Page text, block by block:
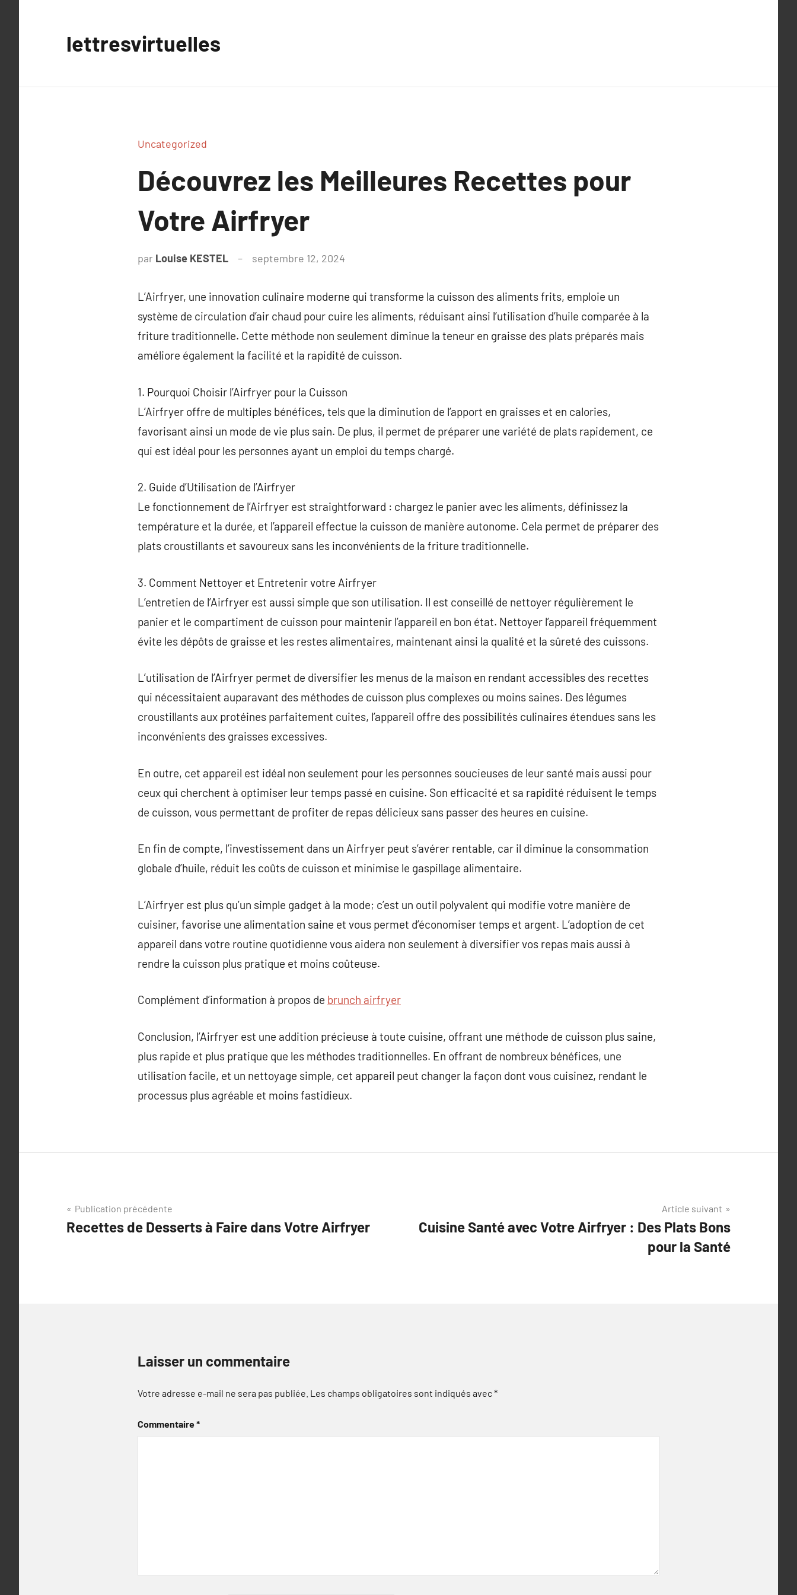
lettresvirtuelles
Uncategorized
Découvrez les Meilleures Recettes pour
Votre Airfryer
par Louise KESTEL septembre 12, 2024
L’Airfryer, une innovation culinaire moderne qui transforme la cuisson des aliments frits, emploie un
système de circulation d’air chaud pour cuire les aliments, réduisant ainsi l’utilisation d’huile comparée à la
friture traditionnelle. Cette méthode non seulement diminue la teneur en graisse des plats préparés mais
améliore également la facilité et la rapidité de cuisson.
1. Pourquoi Choisir l’Airfryer pour la Cuisson
L’Airfryer offre de multiples bénéfices, tels que la diminution de l’apport en graisses et en calories,
favorisant ainsi un mode de vie plus sain. De plus, il permet de préparer une variété de plats rapidement, ce
qui est idéal pour les personnes ayant un emploi du temps chargé.
2. Guide d’Utilisation de l’Airfryer
Le fonctionnement de l’Airfryer est straightforward : chargez le panier avec les aliments, définissez la
température et la durée, et l’appareil effectue la cuisson de manière autonome. Cela permet de préparer des
plats croustillants et savoureux sans les inconvénients de la friture traditionnelle.
3. Comment Nettoyer et Entretenir votre Airfryer
L’entretien de l’Airfryer est aussi simple que son utilisation. Il est conseillé de nettoyer régulièrement le
panier et le compartiment de cuisson pour maintenir l’appareil en bon état. Nettoyer l’appareil fréquemment
évite les dépôts de graisse et les restes alimentaires, maintenant ainsi la qualité et la sûreté des cuissons.
L’utilisation de l’Airfryer permet de diversifier les menus de la maison en rendant accessibles des recettes
qui nécessitaient auparavant des méthodes de cuisson plus complexes ou moins saines. Des légumes
croustillants aux protéines parfaitement cuites, l’appareil offre des possibilités culinaires étendues sans les
inconvénients des graisses excessives.
En outre, cet appareil est idéal non seulement pour les personnes soucieuses de leur santé mais aussi pour
ceux qui cherchent à optimiser leur temps passé en cuisine. Son efficacité et sa rapidité réduisent le temps
de cuisson, vous permettant de profiter de repas délicieux sans passer des heures en cuisine.
En fin de compte, l’investissement dans un Airfryer peut s’avérer rentable, car il diminue la consommation
globale d’huile, réduit les coûts de cuisson et minimise le gaspillage alimentaire.
L’Airfryer est plus qu’un simple gadget à la mode; c’est un outil polyvalent qui modifie votre manière de
cuisiner, favorise une alimentation saine et vous permet d’économiser temps et argent. L’adoption de cet
appareil dans votre routine quotidienne vous aidera non seulement à diversifier vos repas mais aussi à
rendre la cuisson plus pratique et moins coûteuse.
Complément d’information à propos de brunch airfryer
Conclusion, l’Airfryer est une addition précieuse à toute cuisine, offrant une méthode de cuisson plus saine,
plus rapide et plus pratique que les méthodes traditionnelles. En offrant de nombreux bénéfices, une
utilisation facile, et un nettoyage simple, cet appareil peut changer la façon dont vous cuisinez, rendant le
processus plus agréable et moins fastidieux.
Navigation
de
Publication précédente
Recettes de Desserts à Faire dans Votre Airfryer
Article suivant
Cuisine Santé avec Votre Airfryer : Des Plats Bons
pour la Santé
Laisser un commentaire
Votre adresse e-mail ne sera pas publiée. Les champs obligatoires sont indiqués avec*
Commentaire*